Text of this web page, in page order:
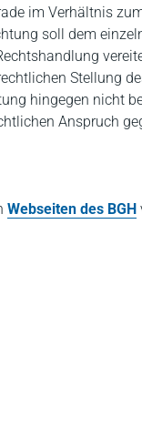
im Verhältnis
soll dem
Stellung
hingegen nicht
Anspruch
Webseiten des BGH